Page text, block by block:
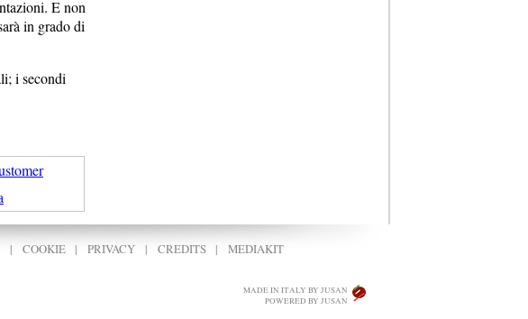
E non
in grado di
i secondi
| COOKIE|PRIVACY | CREDITS| MEDIAKIT
MADE IN ITALY BY JUSAN
POWERED BY JUSAN